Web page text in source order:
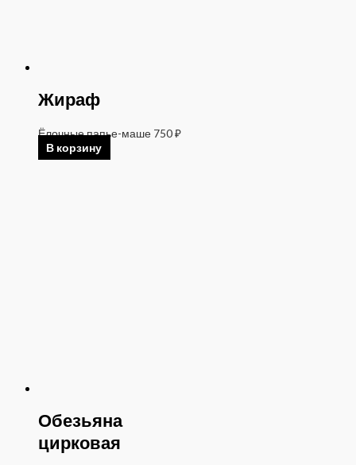
Жираф
Ёлочные папье-маше 750₽
В корзину
Обезьяна
цирковая